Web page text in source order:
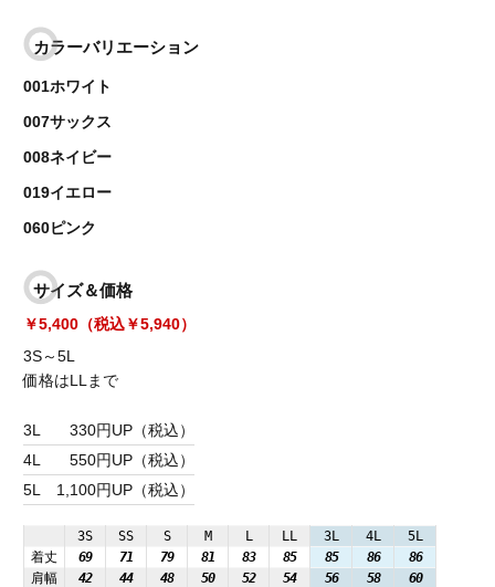
カラーバリエーション
001ホワイト
007サックス
008ネイビー
019イエロー
060ピンク
サイズ＆価格
￥5,400（税込￥5,940）
3S～5L
価格はLLまで
3L
330円UP（税込）
4L
550円UP（税込）
5L
1,100円UP（税込）
3S SS S M L LL 3L 4L
5L
着丈
69 71 79 81 83 85 85 86
86
肩幅
42 44 48 50 52 54 56 58
60